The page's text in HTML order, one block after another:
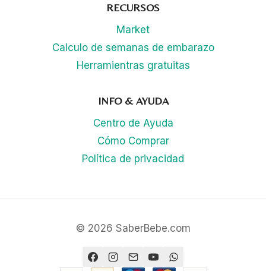
RECURSOS
Market
Calculo de semanas de embarazo
Herramientras gratuitas
INFO & AYUDA
Centro de Ayuda
Cómo Comprar
Política de privacidad
© 2026 SaberBebe.com